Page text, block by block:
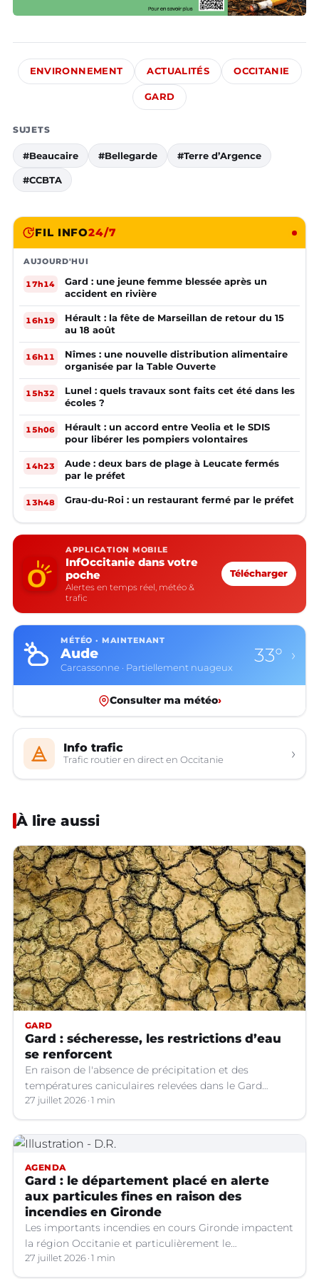
ENVIRONNEMENT ACTUALITÉS OCCITANIE
GARD
SUJETS
#Beaucaire #Bellegarde #Terre d’Argence
#CCBTA
FIL INFO24/7
AUJOURD'HUI
17h14
Gard : une jeune femme blessée après un
accident en rivière
16h19
Hérault : la fête de Marseillan de retour du 15
au 18 août
16h11
Nîmes : une nouvelle distribution alimentaire
organisée par la Table Ouverte
15h32
Lunel : quels travaux sont faits cet été dans les
écoles ?
15h06
Hérault : un accord entre Veolia et le SDIS
pour libérer les pompiers volontaires
14h23
Aude : deux bars de plage à Leucate fermés
par le préfet
13h48 Grau-du-Roi : un restaurant fermé par le préfet
APPLICATION MOBILE
InfOccitanie dans votre
poche
Alertes en temps réel, météo &
trafic
Télécharger
MÉTÉO · MAINTENANT
Aude
Carcassonne · Partiellement nuageux
33° ›
Consulter ma météo›
Info trafic
Trafic routier en direct en Occitanie ›
À lire aussi
GARD
Gard : sécheresse, les restrictions d’eau
se renforcent
En raison de l'absence de précipitation et des
températures caniculaires relevées dans le Gard
depuis le 1er juillet, la situation hydrologique du
département s'aggrave.
27 juillet 2026 1 min
AGENDA
Gard : le département placé en alerte
aux particules fines en raison des
incendies en Gironde
Les importants incendies en cours Gironde impactent
la région Occitanie et particulièrement le
département du Gard. Les fumées générées par ces
feux entraînent une dégradation de la qualité de l’air
27 juillet 2026 1 min